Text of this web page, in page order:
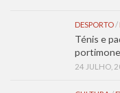
DESPORTO /
Ténis e
24 JULHO,